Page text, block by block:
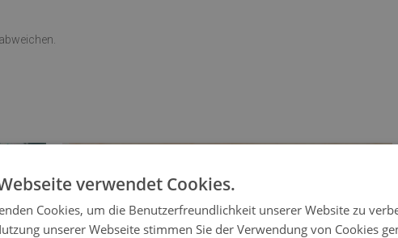
verwendet Cookies.
Cookies, um die Benutzerfreundlichkeit unserer Website zu
unserer Webseite stimmen Sie der Verwendung von Cookies